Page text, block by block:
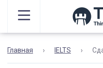
Главная › IELTS ›